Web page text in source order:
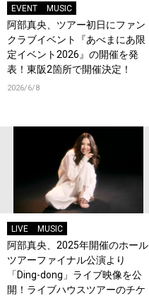
EVENT MUSIC
阿部真央、ツアー初日にファン
クラブイベント『あべまにあ限
定イベント2026』の開催を発
表！東阪2箇所で開催決定！
2026/6/8
LIVE MUSIC
阿部真央、2025年開催のホール
ツアーファイナル公演より
「Ding-dong」ライブ映像を公
開！ライブハウスツアーのチケ